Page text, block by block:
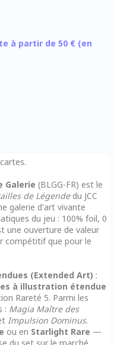
à partir de 50 € (en
Galerie (BLGG-FR) est le
de Légendedu JCC
galerie d'art vivante
du jeu : 100% foil, 0
une ouverture de valeur
compétitif que pour le
(Extended Art) :
à illustration étendue
Rareté 5. Parmi les
: Magia Maître des
Impulsion Dominus.
ou en Starlight Rare —
du set sur le marché